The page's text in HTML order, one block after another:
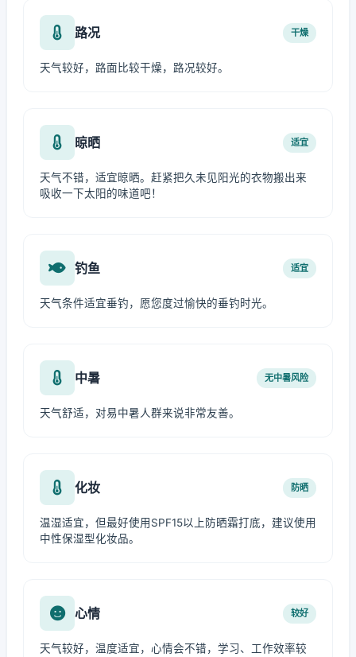
路况 干燥
天气较好，路面比较干燥，路况较好。
晾晒 适宜
天气不错，适宜晾晒。赶紧把久未见阳光的衣物搬出来
吸收一下太阳的味道吧！
钓鱼 适宜
天气条件适宜垂钓，愿您度过愉快的垂钓时光。
中暑 无中暑风险
天气舒适，对易中暑人群来说非常友善。
化妆 防晒
温湿适宜，但最好使用SPF15以上防晒霜打底，建议使用
中性保湿型化妆品。
心情 较好
天气较好，温度适宜，心情会不错，学习、工作效率较